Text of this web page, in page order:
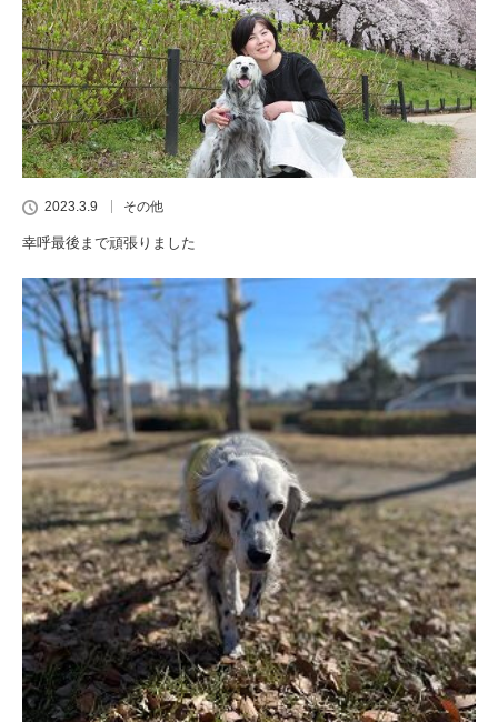
2023.3.9 その他
幸呼最後まで頑張りました